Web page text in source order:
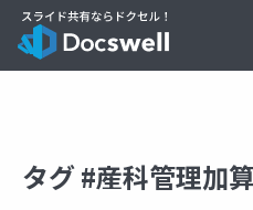
タグ #産科管理加